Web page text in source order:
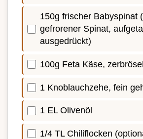
150g frischer Babyspinat
gefrorener Spinat,
ausgedrückt)
100g Feta Käse,
1 Knoblauchzehe, fein
1 EL Olivenöl
1/4 TL Chiliflocken